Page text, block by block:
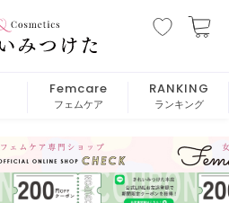
Femcare
フェムケア
RANKING
ランキング